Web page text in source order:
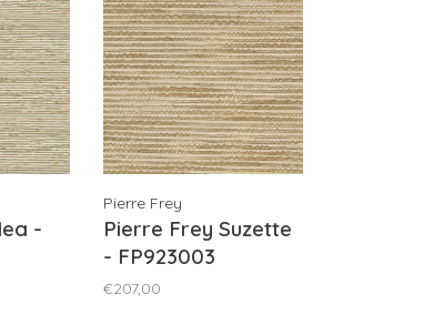
-
Pierre Frey
Pierre Frey Suzette
- FP923003
€207,00